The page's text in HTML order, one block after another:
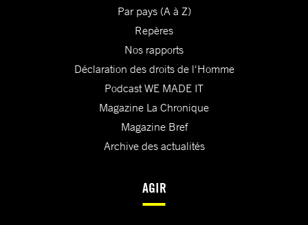
Par pays (A à Z)
Repères
Nos rapports
Déclaration des droits de l'Homme
Podcast WE MADE IT
Magazine La Chronique
Magazine Bref
Archive des actualités
AGIR